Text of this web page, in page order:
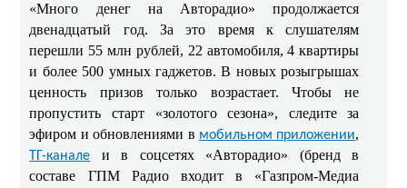
«Много денег на Авторадио» продолжается
двенадцатый год. За это время к слушателям
перешли 55 млн рублей, 22 автомобиля, 4 квартиры
и более 500 умных гаджетов. В новых розыгрышах
ценность призов только возрастает. Чтобы не
пропустить старт «золотого сезона», следите за
эфиром и обновлениями в мобильном приложении,
ТГ-канале и в соцсетях «Авторадио» (бренд в
составе ГПМ Радио входит в «Газпром-Медиа